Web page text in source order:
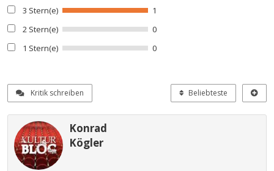
3 Stern(e)
1
2 Stern(e)
0
1 Stern(e)
0
Kritik schreiben Beliebteste
Konrad
Kögler